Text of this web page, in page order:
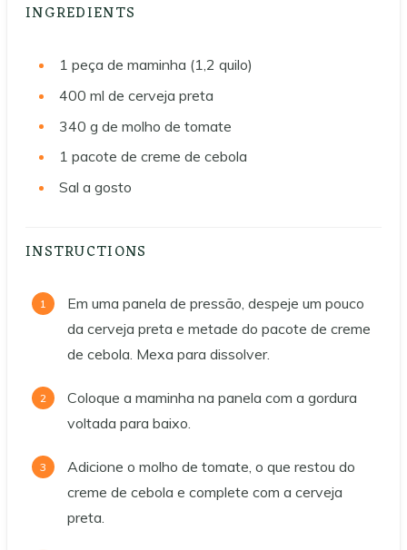
INGREDIENTS
1 peça de maminha (1,2 quilo)
400 ml de cerveja preta
340 g de molho de tomate
1 pacote de creme de cebola
Sal a gosto
INSTRUCTIONS
Em uma panela de pressão, despeje um pouco
da cerveja preta e metade do pacote de creme
de cebola. Mexa para dissolver.
Coloque a maminha na panela com a gordura
voltada para baixo.
Adicione o molho de tomate, o que restou do
creme de cebola e complete com a cerveja
preta.